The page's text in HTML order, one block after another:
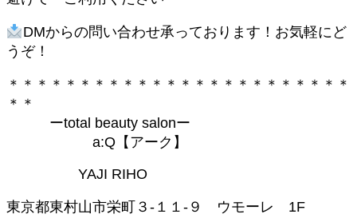
DMからの問い合わせ承っております！お気軽にど
うぞ！
＊＊＊＊＊＊＊＊＊＊＊＊＊＊＊＊＊＊＊＊＊＊＊＊
＊＊
ーtotal beauty salonー
a:Q【アーク】
YAJI RIHO
東京都東村山市栄町３-１１-９ ウモーレ 1F